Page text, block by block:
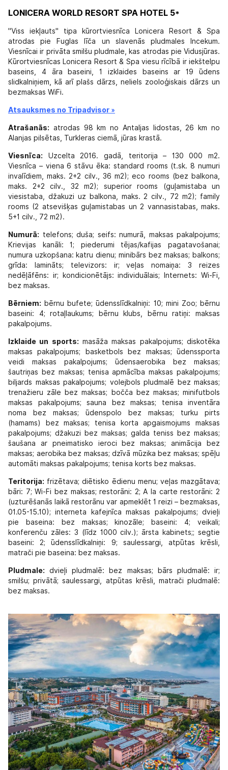
LONICERA WORLD RESORT SPA HOTEL 5*
"Viss iekļauts" tipa kūrortviesnīca Lonicera Resort & Spa
atrodas pie Fuglas līča un slavenās pludmales Incekum.
Viesnīcai ir privāta smilšu pludmale, kas atrodas pie Vidusjūras.
Kūrortviesnīcas Lonicera Resort & Spa viesu rīcībā ir iekštelpu
baseins, 4 āra baseini, 1 izklaides baseins ar 19 ūdens
slidkalniņiem, kā arī plašs dārzs, neliels zooloģiskais dārzs un
bezmaksas WiFi.
Atsauksmes no Tripadvisor »
Atrašanās: atrodas 98 km no Antaljas lidostas, 26 km no
Alanjas pilsētas, Turkleras ciemā, jūras krastā.
Viesnīca: Uzcelta 2016. gadā, teritorija – 130 000 m2.
Viesnīca – viena 6 stāvu ēka: standard rooms (t.sk. 8 numuri
invalīdiem, maks. 2+2 cilv., 36 m2); eco rooms (bez balkona,
maks. 2+2 cilv., 32 m2); superior rooms (guļamistaba un
viesistaba, džakuzi uz balkona, maks. 2 cilv., 72 m2); family
rooms (2 atsevišķas guļamistabas un 2 vannasistabas, maks.
5+1 cilv., 72 m2).
Numurā: telefons; duša; seifs: numurā, maksas pakalpojums;
Krievijas kanāli: 1; piederumi tējas/kafijas pagatavošanai;
numura uzkopšana: katru dienu; minibārs bez maksas; balkons;
grīda: lamināts; televizors: ir; veļas nomaiņa: 3 reizes
nedēļāfēns: ir; kondicionētājs: individuālais; Internets: Wi-Fi,
bez maksas.
Bērniem: bērnu bufete; ūdensslīdkalniņi: 10; mini Zoo; bērnu
baseini: 4; rotaļlaukums; bērnu klubs, bērnu ratiņi: maksas
pakalpojums.
Izklaide un sports: masāža maksas pakalpojums; diskotēka
maksas pakalpojums; basketbols bez maksas; ūdenssporta
veidi maksas pakalpojums; ūdensaerobika bez maksas;
šautriņas bez maksas; tenisa apmācība maksas pakalpojums;
biljards maksas pakalpojums; volejbols pludmalē bez maksas;
trenažieru zāle bez maksas; bočča bez maksas; minifutbols
maksas pakalpojums; sauna bez maksas; tenisa inventāra
noma bez maksas; ūdenspolo bez maksas; turku pirts
(hamams) bez maksas; tenisa korta apgaismojums maksas
pakalpojums; džakuzi bez maksas; galda teniss bez maksas;
šaušana ar pneimatisko ieroci bez maksas; animācija bez
maksas; aerobika bez maksas; dzīvā mūzika bez maksas; spēļu
automāti maksas pakalpojums; tenisa korts bez maksas.
Teritorija: frizētava; diētisko ēdienu menu; veļas mazgātava;
bāri: 7; Wi-Fi bez maksas; restorāni: 2; A la carte restorāni: 2
(uzturēšanās laikā restorānu var apmeklēt 1 reizi – bezmaksas,
01.05-15.10); interneta kafejnīca maksas pakalpojums; dvieļi
pie baseina: bez maksas; kinozāle; baseini: 4; veikali;
konferenču zāles: 3 (līdz 1000 cilv.); ārsta kabinets;; segtie
baseini: 2; ūdensslīdkalniņi: 9; saulessargi, atpūtas krēsli,
matrači pie baseina: bez maksas.
Pludmale: dvieļi pludmalē: bez maksas; bārs pludmalē: ir;
smilšu; privātā; saulessargi, atpūtas krēsli, matrači pludmalē:
bez maksas.